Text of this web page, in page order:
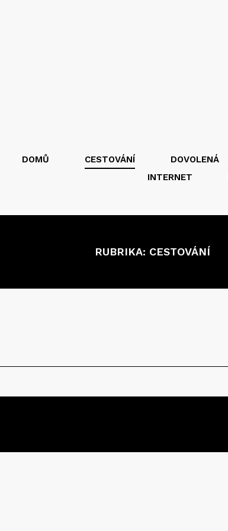
DOMŮ CESTOVÁNÍ DOVOLENÁ
INTERNET
RUBRIKA: CESTOVÁNÍ